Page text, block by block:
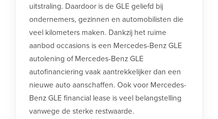
uitstraling. Daardoor is de GLE geliefd bij
ondernemers, gezinnen en automobilisten die
veel kilometers maken. Dankzij het ruime
aanbod occasions is een Mercedes-Benz GLE
autolening of Mercedes-Benz GLE
autofinanciering vaak aantrekkelijker dan een
nieuwe auto aanschaffen. Ook voor Mercedes-
Benz GLE financial lease is veel belangstelling
vanwege de sterke restwaarde.